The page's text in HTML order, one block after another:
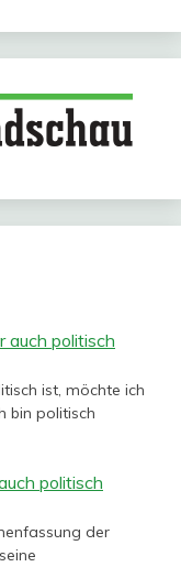
auch politisch
ist, möchte ich
bin politisch
politisch
der